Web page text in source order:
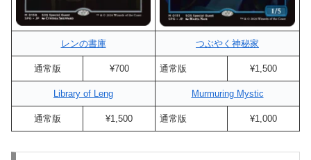
レンの書庫 つぶやく神秘家
通常版 ¥700 通常版 ¥1,500
Library of Leng Murmuring Mystic
通常版 ¥1,500 通常版 ¥1,000